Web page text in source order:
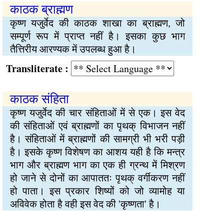
काठक ब्राह्मण
कृष्ण यजुर्वेद की काठक शाखा का ब्राह्मण, जो
सम्पूर्ण रूप में प्राप्त नहीं है। इसका कुछ भाग
तैत्तिरीय आरण्यक में उपलब्ध हुआ है।
:
काठक संहिता
कृष्ण यजुर्वेद की चार संहिताओं में से एक। इस वेद
की संहिताओं एवं ब्राह्मणों का पृथक् विभाजन नहीं
है। संहिताओं में ब्राह्मणों की सामग्री भी भरी पड़ी
है। इसके कृष्ण विशेषण का आशय यही है कि मन्त्र
भाग और ब्राह्मण भाग का एक ही ग्रन्थ में मिश्रण
हो जाने से दोनों का आपाततः पृथक् वर्गीकरण नहीं
हो पाता। इस प्रकार शिष्यों को जो व्यामोह या
अविवेक होता है वही इस वेद की 'कृष्णता' है।